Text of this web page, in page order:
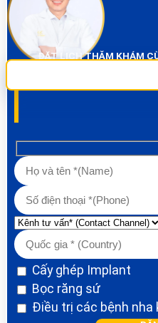
ĐẶT LỊCH THĂM KHÁM
Cấy ghép Implant
Bọc răng sứ
Điều trị các bệnh nha